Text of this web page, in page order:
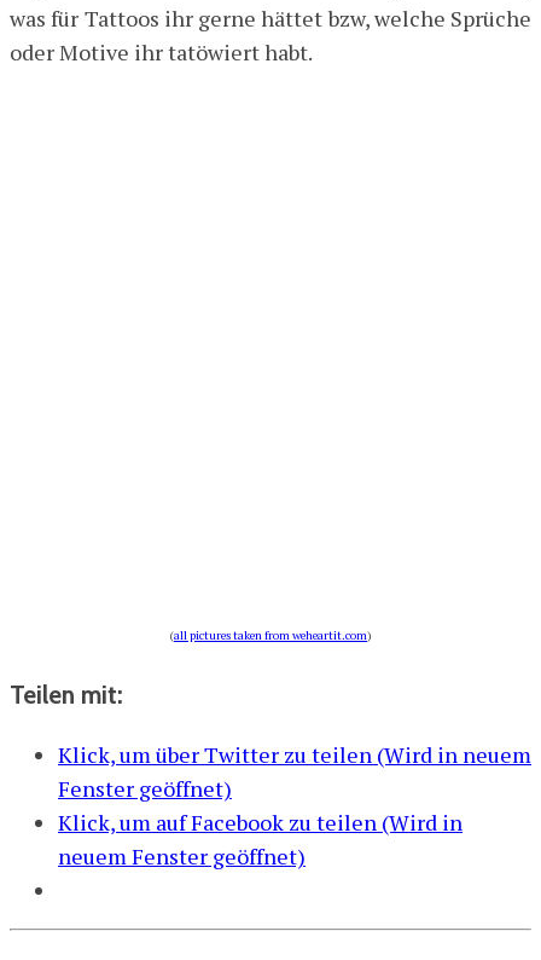
was für Tattoos ihr gerne hättet bzw, welche Sprüche
oder Motive ihr tatöwiert habt.
(all pictures taken from weheartit.com)
Teilen mit:
Klick, um über Twitter zu teilen (Wird in neuem
Fenster geöffnet)
Klick, um auf Facebook zu teilen (Wird in
neuem Fenster geöffnet)